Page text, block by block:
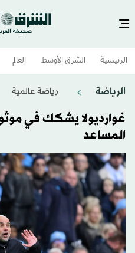
الرئيسية الشرق الأوسط​ العالم
الرياضة رياضة عالمية
غوارديولا يشكك في
المساعد